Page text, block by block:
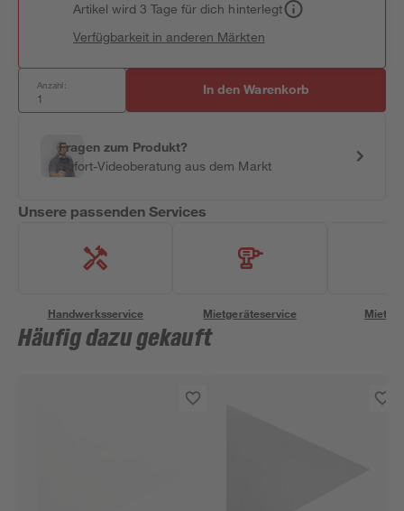
Artikel wird 3 Tage für dich hinterlegt
Verfügbarkeit in anderen Märkten
Anzahl: In den Warenkorb
Fragen zum Produkt?
Sofort-Videoberatung aus dem Markt
Unsere passenden Services
Handwerksservice Mietgeräteservice
Häufig dazu gekauft